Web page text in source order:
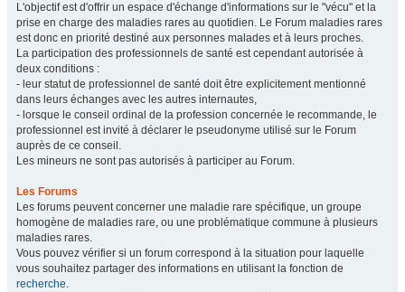
L'objectif est d'offrir un espace d'échange d'informations sur le "vécu" et la
prise en charge des maladies rares au quotidien. Le Forum maladies rares
est donc en priorité destiné aux personnes malades et à leurs proches.
La participation des professionnels de santé est cependant autorisée à
deux conditions :
- leur statut de professionnel de santé doit être explicitement mentionné
dans leurs échanges avec les autres internautes,
- lorsque le conseil ordinal de la profession concernée le recommande, le
professionnel est invité à déclarer le pseudonyme utilisé sur le Forum
auprès de ce conseil.
Les mineurs ne sont pas autorisés à participer au Forum.
Les Forums
Les forums peuvent concerner une maladie rare spécifique, un groupe
homogène de maladies rare, ou une problématique commune à plusieurs
maladies rares.
Vous pouvez vérifier si un forum correspond à la situation pour laquelle
vous souhaitez partager des informations en utilisant la fonction de
recherche.